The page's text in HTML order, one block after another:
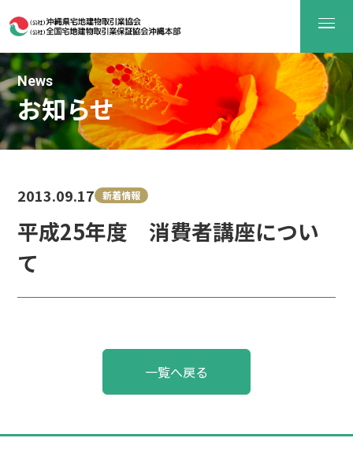
News
お知らせ
平成25年度 消費者講座につい
て
2013.09.17 新着情報
ー
一覧へ戻る